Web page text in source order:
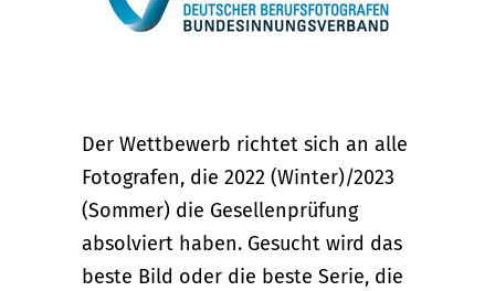
Der Wettbewerb richtet sich an alle
Fotografen, die 2022 (Winter)/2023
(Sommer) die Gesellenprüfung
absolviert haben. Gesucht wird das
beste Bild oder die beste Serie, die